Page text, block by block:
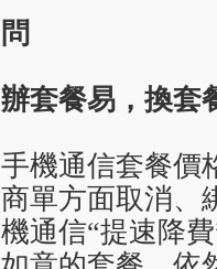
問
辦套餐易，換套
手機通信套餐價
商單方面取消
機通信“提速降